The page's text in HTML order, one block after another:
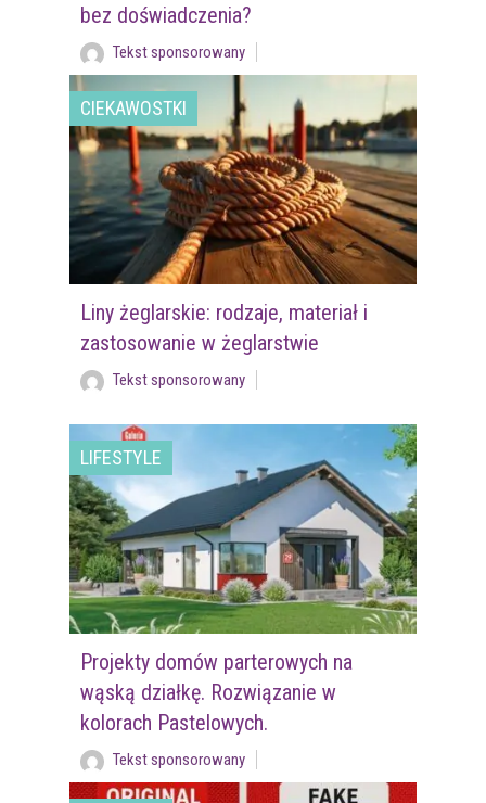
bez doświadczenia?
Tekst sponsorowany
CIEKAWOSTKI
Liny żeglarskie: rodzaje, materiał i
zastosowanie w żeglarstwie
Tekst sponsorowany
LIFESTYLE
Projekty domów parterowych na
wąską działkę. Rozwiązanie w
kolorach Pastelowych.
Tekst sponsorowany